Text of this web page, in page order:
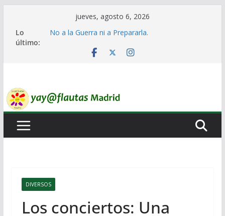
contenido
jueves, agosto 6, 2026
Lo
último:
No a la Guerra ni a Prepararla.
Ni un Euro para el Rearme. Ni un Voto para la
DIVERSOS
Los conciertos: Una